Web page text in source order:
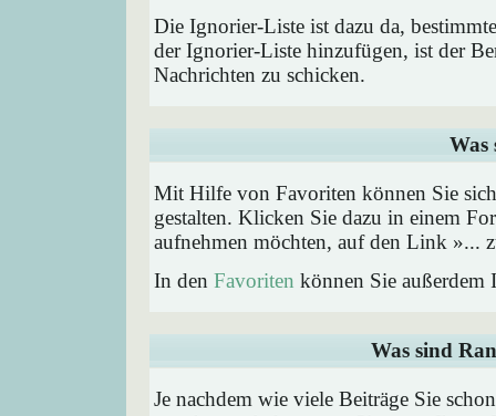
Die Ignorier-Liste ist dazu da,
der Ignorier-Liste hinzufügen, ist der
Nachrichten zu schicken.
Was
Mit Hilfe von Favoriten können Sie
gestalten. Klicken Sie dazu in einem
aufnehmen möchten, auf den Link »...
In den Favoriten können Sie
Was sind
Je nachdem wie viele Beiträge Sie